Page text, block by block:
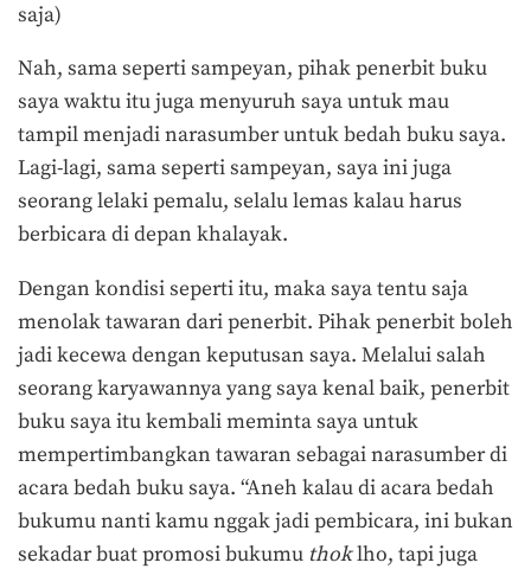
saja)
Nah, sama seperti sampeyan, pihak penerbit buku
saya waktu itu juga menyuruh saya untuk mau
tampil menjadi narasumber untuk bedah buku saya.
Lagi-lagi, sama seperti sampeyan, saya ini juga
seorang lelaki pemalu, selalu lemas kalau harus
berbicara di depan khalayak.
Dengan kondisi seperti itu, maka saya tentu saja
menolak tawaran dari penerbit. Pihak penerbit boleh
jadi kecewa dengan keputusan saya. Melalui salah
seorang karyawannya yang saya kenal baik, penerbit
buku saya itu kembali meminta saya untuk
mempertimbangkan tawaran sebagai narasumber di
acara bedah buku saya. “Aneh kalau di acara bedah
bukumu nanti kamu nggak jadi pembicara, ini bukan
sekadar buat promosi bukumu thoklho, tapi juga